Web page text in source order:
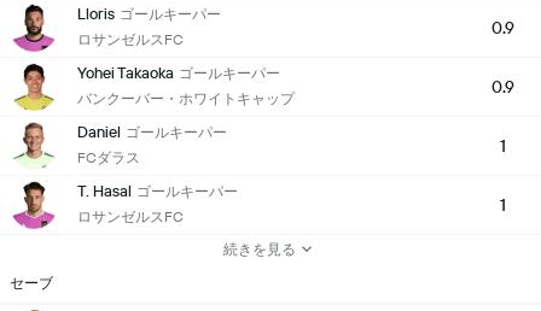
Lloris ゴールキーパー
ロサンゼルスFC
0.9
Yohei Takaoka ゴールキーパー
バンクーバー・ホワイトキャップ
0.9
Daniel ゴールキーパー
FCダラス
1
T. Hasal ゴールキーパー
ロサンゼルスFC
1
続きを見る
セーブ